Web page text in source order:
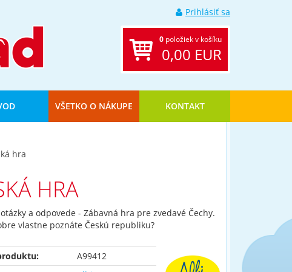
Prihlásiť sa
0 položiek v košíku
0,00 EUR
VŠETKO O NÁKUPE KONTAKT
hra
HRA
otázky a odpovede - Zábavná hra pre zvedavé Čechy.
vlastne poznáte Českú republiku?
A99412